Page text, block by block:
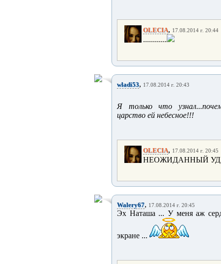
OLECIA, 17.08.2014 г. 20:44
............
wladi53, 17.08.2014 г. 20:43
Я только что
царство ей небесное!!!
OLECIA, 17.08.2014 г. 20:45
НЕОЖИДАННЫЙ
Walery67, 17.08.2014 г. 20:45
Эх Наташа ... У меня аж
экране ...